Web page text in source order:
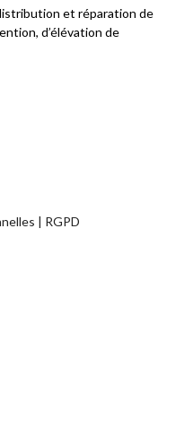
et réparation de
d’élévation de
| RGPD